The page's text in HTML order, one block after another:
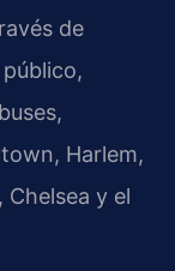
de
Harlem,
Chelsea y el